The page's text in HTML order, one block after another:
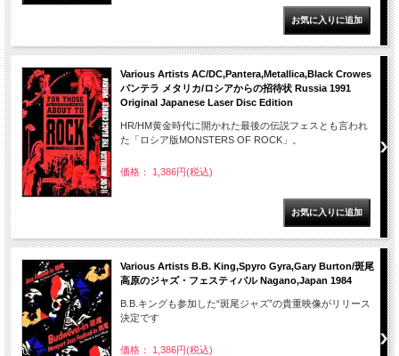
Various Artists AC/DC,Pantera,Metallica,Black Crowes
パンテラ メタリカ/ロシアからの招待状 Russia 1991
Original Japanese Laser Disc Edition
HR/HM黄金時代に開かれた最後の伝説フェスとも言われ
た「ロシア版MONSTERS OF ROCK」。
価格： 1,386円(税込)
Various Artists B.B. King,Spyro Gyra,Gary Burton/斑尾
高原のジャズ・フェスティバル Nagano,Japan 1984
B.B.キングも参加した“斑尾ジャズ”の貴重映像がリリース
決定です
価格： 1,386円(税込)